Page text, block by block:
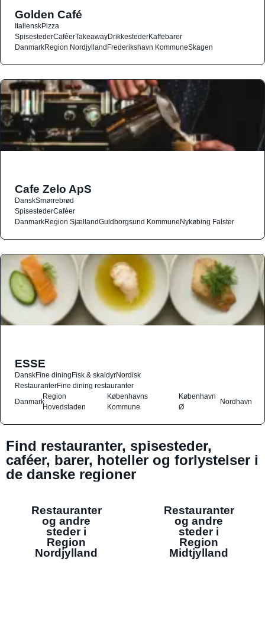
Golden Café
ItalienskPizza
SpisestederCaféerTakeawayDrikkestederKaffebarer
DanmarkRegion NordjyllandFrederikshavn KommuneSkagen
Cafe Zelo ApS
DanskSmørrebrød
SpisestederCaféer
DanmarkRegion SjællandGuldborgsund KommuneNykøbing Falster
ESSE
DanskFine diningFisk & skaldyrNordisk
RestauranterFine dining restauranter
Danmark
Region
Hovedstaden
Københavns
Kommune
København
Ø
Nordhavn
Find restauranter, spisesteder,
caféer, barer, hoteller og forlystelser i
de danske regioner
Restauranter
og andre
steder i
Region
Nordjylland
Restauranter
og andre
steder i
Region
Midtjylland